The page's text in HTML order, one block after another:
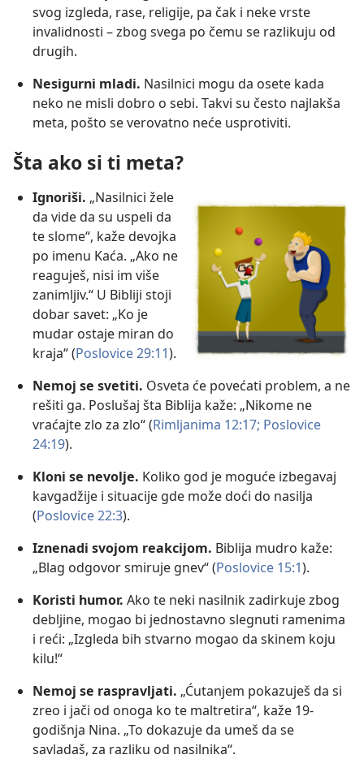
svog izgleda, rase, religije, pa čak i neke vrste
invalidnosti ​– zbog svega po čemu se razlikuju od
drugih.
Nesigurni mladi. Nasilnici mogu da osete kada
neko ne misli dobro o sebi. Takvi su često najlakša
meta, pošto se verovatno neće usprotiviti.
Šta ako si ti meta?
Ignoriši. „Nasilnici žele
da vide da su uspeli da
te slome“, kaže devojka
po imenu Kaća. „Ako ne
reaguješ, nisi im više
zanimljiv.“ U Bibliji stoji
dobar savet: „Ko je
mudar ostaje miran do
kraja“​ (Poslovice 29:11).
Nemoj se svetiti. Osveta će povećati problem, a ne
rešiti ga. Poslušaj šta Biblija kaže: „Nikome ne
vraćajte zlo za zlo“ ​(Rimljanima 12:17; Poslovice
24:19).
Kloni se nevolje. Koliko god je moguće izbegavaj
kavgadžije i situacije gde može doći do nasilja ​
(Poslovice 22:3).
Iznenadi svojom reakcijom. Biblija mudro kaže:
„Blag odgovor smiruje gnev“ ​(Poslovice 15:1).
Koristi humor. Ako te neki nasilnik zadirkuje zbog
debljine, mogao bi jednostavno slegnuti ramenima
i reći: „Izgleda bih stvarno mogao da skinem koju
kilu!“
Nemoj se raspravljati. „Ćutanjem pokazuješ da si
zreo i jači od onoga ko te maltretira“, kaže 19-
godišnja Nina. „To dokazuje da umeš da se
savladaš, za razliku od nasilnika“.